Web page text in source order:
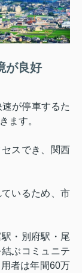
が良好
が停車するた
ます。
スでき、関西
いるため、市
・別府駅・尾
ぶコミュニテ
者は年間60万